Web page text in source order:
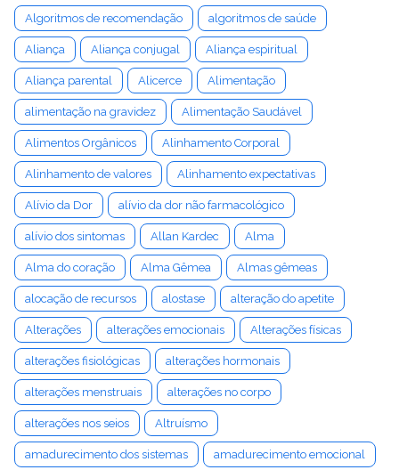
Algoritmos de recomendação algoritmos de saúde
Aliança Aliança conjugal Aliança espiritual
Aliança parental Alicerce Alimentação
alimentação na gravidez Alimentação Saudável
Alimentos Orgânicos Alinhamento Corporal
Alinhamento de valores Alinhamento expectativas
Alívio da Dor alívio da dor não farmacológico
alívio dos sintomas Allan Kardec Alma
Alma do coração Alma Gêmea Almas gêmeas
alocação de recursos alostase alteração do apetite
Alterações alterações emocionais Alterações físicas
alterações fisiológicas alterações hormonais
alterações menstruais alterações no corpo
alterações nos seios Altruísmo
amadurecimento dos sistemas amadurecimento emocional